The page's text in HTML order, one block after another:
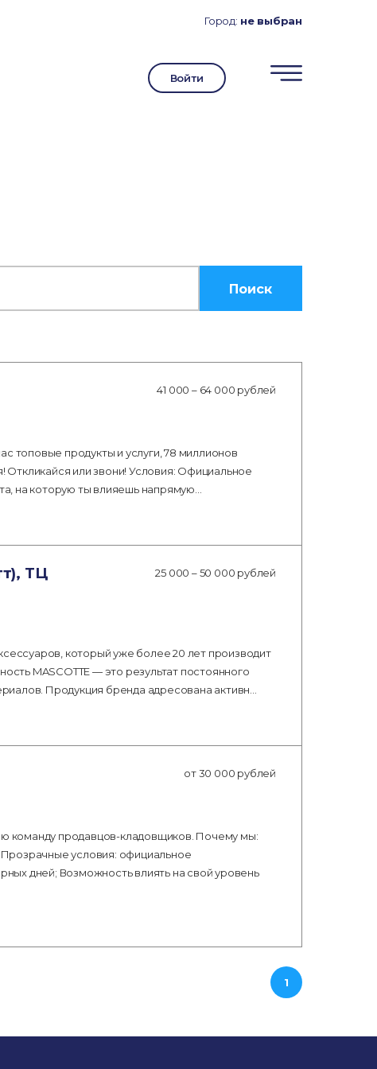
Город: не выбран
Войти
Поиск
41 000 – 64 000 рублей
топовые продукты и услуги, 78 миллионов
Откликайся или звони! Условия: Официальное
на которую ты влияешь напрямую…
ТЦ
25 000 – 50 000 рублей
который уже более 20 лет производит
MASCOTTE — это результат постоянного
Продукция бренда адресована активн…
от 30 000 рублей
команду продавцов-кладовщиков. Почему мы:
условия: официальное
дней; Возможность влиять на свой уровень
1